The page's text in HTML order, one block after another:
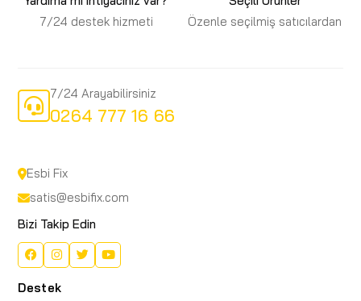
7/24 destek hizmeti
Özenle seçilmiş satıcılardan
7/24 Arayabilirsiniz
0264 777 16 66
Esbi Fix
satis@esbifix.com
Bizi Takip Edin
Destek